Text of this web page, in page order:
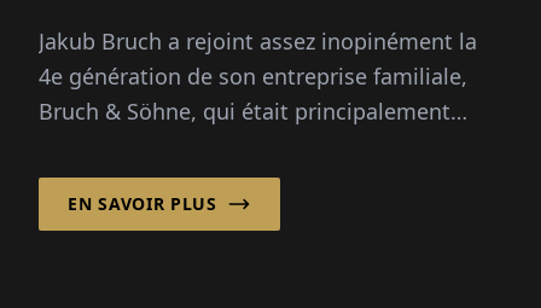
Jakub Bruch a rejoint assez inopinément la
4e génération de son entreprise familiale,
Bruch & Söhne, qui était principalement
production...
EN SAVOIR PLUS